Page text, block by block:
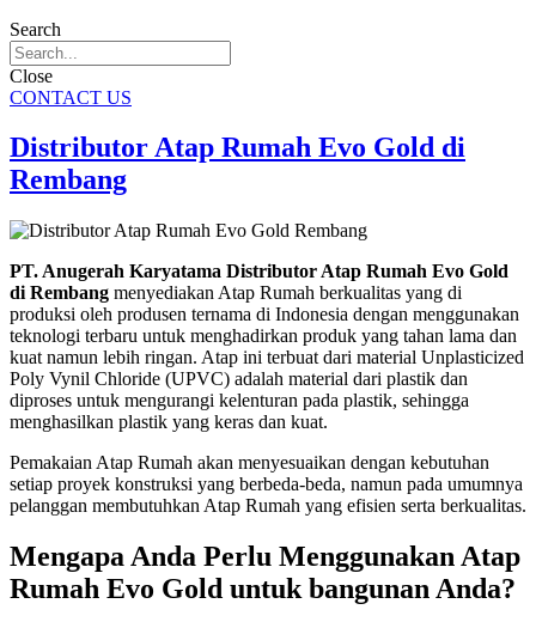
Search
Close
CONTACT US
Distributor Atap Rumah Evo Gold di
Rembang
PT. Anugerah Karyatama Distributor Atap Rumah Evo Gold
di Rembang menyediakan Atap Rumah berkualitas yang di
produksi oleh produsen ternama di Indonesia dengan menggunakan
teknologi terbaru untuk menghadirkan produk yang tahan lama dan
kuat namun lebih ringan. Atap ini terbuat dari material Unplasticized
Poly Vynil Chloride (UPVC) adalah material dari plastik dan
diproses untuk mengurangi kelenturan pada plastik, sehingga
menghasilkan plastik yang keras dan kuat.
Pemakaian Atap Rumah akan menyesuaikan dengan kebutuhan
setiap proyek konstruksi yang berbeda-beda, namun pada umumnya
pelanggan membutuhkan Atap Rumah yang efisien serta berkualitas.
Mengapa Anda Perlu Menggunakan Atap
Rumah Evo Gold untuk bangunan Anda?